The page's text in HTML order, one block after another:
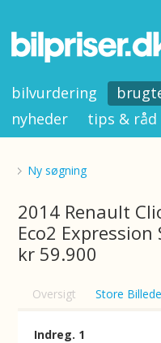
bilvurdering
nyheder
tips & råd
Ny søgning
2014 Renault
Eco2
kr 59.900
Oversigt Store
Indreg. 1